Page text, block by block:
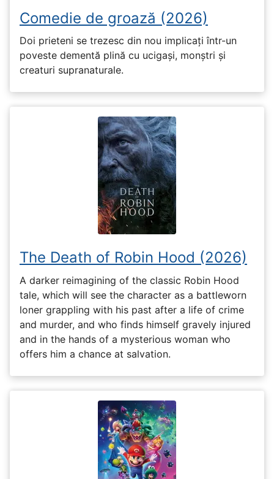
Comedie de groază (2026)
Doi prieteni se trezesc din nou implicați într-un
poveste dementă plină cu ucigași, monștri și
creaturi supranaturale.
The Death of Robin Hood (2026)
A darker reimagining of the classic Robin Hood
tale, which will see the character as a battleworn
loner grappling with his past after a life of crime
and murder, and who finds himself gravely injured
and in the hands of a mysterious woman who
offers him a chance at salvation.